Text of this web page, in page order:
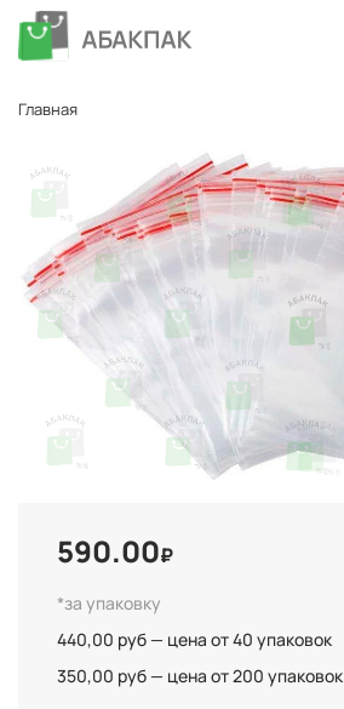
Главная
590.00₽
*за упаковку
440,00 руб — цена от 40 упаковок
350,00 руб — цена от 200 упаковок